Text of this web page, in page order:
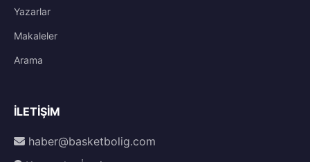
Yazarlar
Makaleler
Arama
İLETIŞIM
haber@basketbolig.com